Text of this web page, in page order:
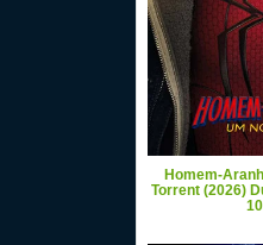
Homem-
Torrent (2026)